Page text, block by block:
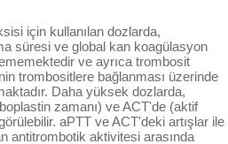
için kullanılan dozlarda,
süresi ve global kan koagülasyon
ve ayrıca trombosit
trombositlere bağlanması üzerinde
Daha yüksek dozlarda,
zamanı) ve ACT'de (aktif
aPTT ve ACT'deki artışlar ile
antitrombotik aktivitesi arasında